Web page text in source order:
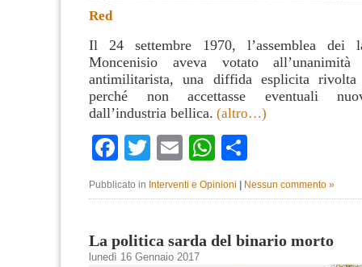
Red
Il 24 settembre 1970, l’assemblea dei
Moncenisio aveva votato
antimilitarista, una diffida esplicita
perché non accettasse eventuali
dall’industria bellica. (altro…)
Facebook
TwitterEmailWhatsApp
Pubblicato in Interventi e Opinioni | Nessun commento »
La politica sarda del binario morto
lunedì 16 Gennaio 2017